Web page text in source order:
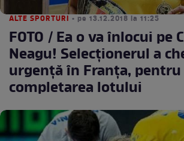
ALTE SPORTURI • pe 13.12.2018 la 11:25
FOTO / Ea o va înlocui pe
Neagu! Selecţionerul a
urgenţă în Franţa, pentru
completarea lotului